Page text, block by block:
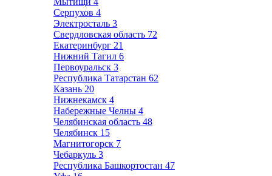
Серпухов 4
Электросталь 3
Свердловская область 72
Екатеринбург 21
Нижний Тагил 6
Первоуральск 3
Республика Татарстан 62
Казань 20
Нижнекамск 4
Набережные Челны 4
Челябинская область 48
Челябинск 15
Магнитогорск 7
Чебаркуль 3
Республика Башкортостан 47